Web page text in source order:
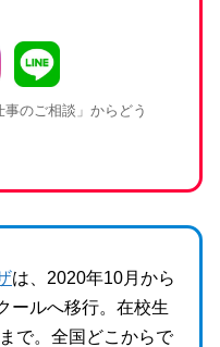
のご相談」からどう
は、2020年10月から
ールへ移行。在校生
で。全国どこからで